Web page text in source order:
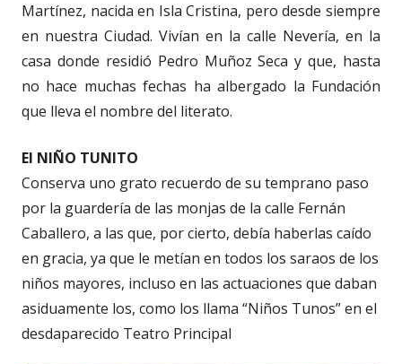
Martínez, nacida en Isla Cristina, pero desde siempre
en nuestra Ciudad. Vivían en la calle Nevería, en la
casa donde residió Pedro Muñoz Seca y que, hasta
no hace muchas fechas ha albergado la Fundación
que lleva el nombre del literato.
El NIÑO TUNITO
Conserva uno grato recuerdo de su temprano paso
por la guardería de las monjas de la calle Fernán
Caballero, a las que, por cierto, debía haberlas caído
en gracia, ya que le metían en todos los saraos de los
niños mayores, incluso en las actuaciones que daban
asiduamente los, como los llama “Niños Tunos” en el
desdaparecido Teatro Principal